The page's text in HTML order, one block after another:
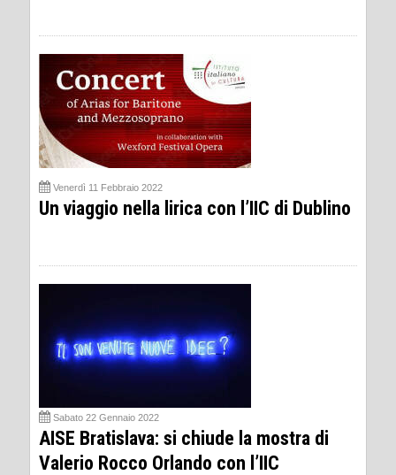
Venerdì 11 Febbraio 2022
Un viaggio nella lirica con l’IIC di Dublino
Sabato 22 Gennaio 2022
AISE Bratislava: si chiude la mostra di
Valerio Rocco Orlando con l’IIC